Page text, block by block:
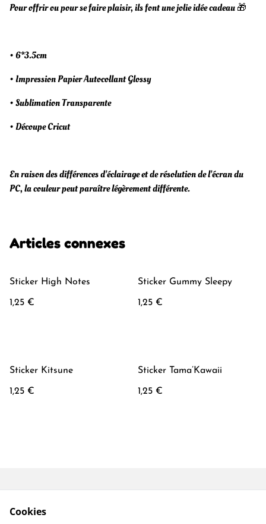
Pour offrir ou pour se faire plaisir, ils font une jolie idée cadeau 🎁
• 6*3.5cm
• Impression Papier Autocollant Glossy
• Sublimation Transparente
• Découpe Cricut
En raison des différences d'éclairage et de résolution de l'écran du
PC, la couleur peut paraître légèrement différente.
Articles connexes
Sticker High Notes
1,25 €
Sticker Gummy Sleepy
1,25 €
Sticker Kitsune
1,25 €
Sticker Tama’Kawaii
1,25 €
Cookies